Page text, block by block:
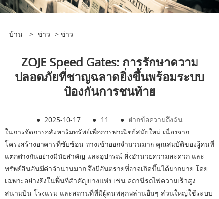
บ้าน > ข่าว > ข่าว
ZOJE Speed ​​Gates: การรักษาความ
ปลอดภัยที่ชาญฉลาดยิ่งขึ้นพร้อมระบบ
ป้องกันการชนท้าย
● 2025-10-17 ● 11 ● ฝากข้อความถึงฉัน
ในการจัดการอสังหาริมทรัพย์เพื่อการพาณิชย์สมัยใหม่ เนื่องจาก
โครงสร้างอาคารที่ซับซ้อน ทางเข้าออกจำนวนมาก คุณสมบัติของผู้คนที่
แตกต่างกันอย่างมีนัยสำคัญ และอุปกรณ์ สิ่งอำนวยความสะดวก และ
ทรัพย์สินอันมีค่าจำนวนมาก จึงมีอันตรายที่อาจเกิดขึ้นได้มากมาย โดย
เฉพาะอย่างยิ่งในพื้นที่สำคัญบางแห่ง เช่น สถานีรถไฟความเร็วสูง
สนามบิน โรงแรม และสถานที่ที่มีผู้คนพลุกพล่านอื่นๆ ส่วนใหญ่ใช้ระบบ